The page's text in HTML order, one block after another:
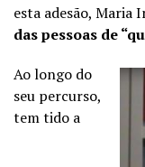
esta adesão, Maria
das pessoas de
Ao longo do
seu percurso,
tem tido a